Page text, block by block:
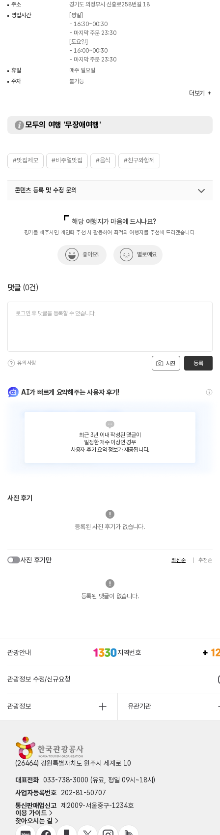
주소
경기도 의정부시 신흥로258번길 18
영업시간
[평일]
- 16:30~00:30
- 마지막 주문 23:30
[토요일]
- 16:00~00:30
- 마지막 주문 23:30
휴일
매주 일요일
주차
불가능
더보기
모두의 여행 '무장애여행'
#맛집제보 #비주얼맛집 #음식 #친구와함께
콘텐츠 등록 및 수정 문의
해당 여행지가 마음에 드시나요?
평가를 해주시면 개인화 추천 시 활용하여 최적의 여행지를 추천해 드리겠습니다.
좋아요! 별로예요
댓글 (0건)
사진
유의사항 등록
AI가 빠르게 요약해주는 사용자 후기!
최근 3년 이내 작성된 댓글이
일정한 개수 이상인 경우
사용자 후기 요약 정보가 제공됩니다.
사진 후기
등록된 사진 후기가 없습니다.
사진 후기만 최신순 추천순
등록된 댓글이 없습니다.
관광안내 지역번호
관광정보 수정/신규요청
관광정보 유관기관
(26464) 강원특별자치도 원주시 세계로 10
대표전화 033-738-3000 (유료, 평일 09시~18시)
사업자등록번호
202-81-50707
통신판매업신고 제2009-서울중구-1234호
이용 가이드
찾아오시는 길